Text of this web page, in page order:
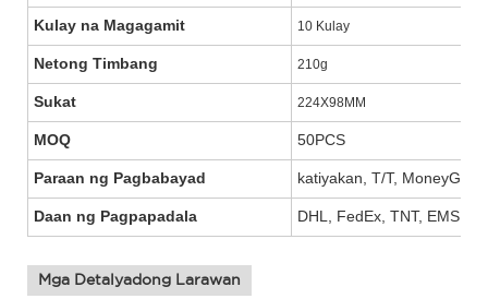
Kulay na Magagamit 10 Kulay
Netong Timbang 210g
Sukat 224X98MM
MOQ 50PCS
Paraan ng Pagbabayad katiyakan, T/T,
Daan ng Pagpapadala DHL, FedEx, TNT, EMS,
Mga Detalyadong Larawan